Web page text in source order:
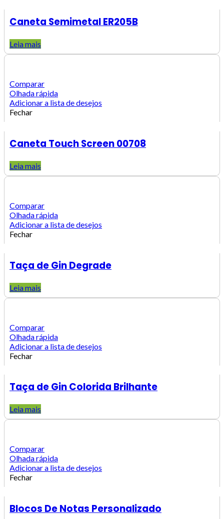
Caneta Semimetal ER205B
Leia mais
Comparar
Olhada rápida
Adicionar a lista de desejos
Fechar
Caneta Touch Screen 00708
Leia mais
Comparar
Olhada rápida
Adicionar a lista de desejos
Fechar
Taça de Gin Degrade
Leia mais
Comparar
Olhada rápida
Adicionar a lista de desejos
Fechar
Taça de Gin Colorida Brilhante
Leia mais
Comparar
Olhada rápida
Adicionar a lista de desejos
Fechar
Blocos De Notas Personalizado